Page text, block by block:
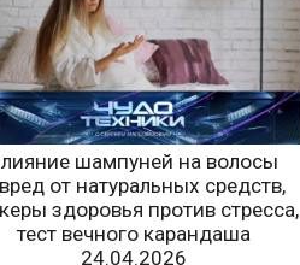
шампуней на волосы
от натуральных средств,
здоровья против стресса,
тест вечного карандаша
24.04.2026